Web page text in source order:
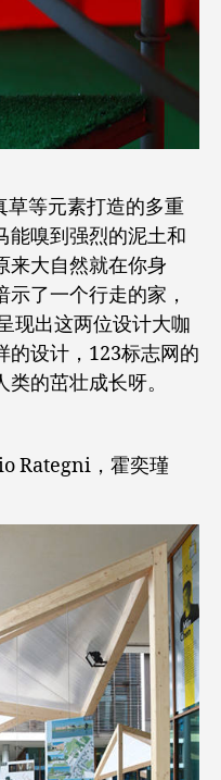
等元素打造的多重
能嗅到强烈的泥土和
来大自然就在你身
了一个行走的家，
现出这两位设计大咖
的设计，123标志网的
的茁壮成长呀。
Rategni，霍奕瑾